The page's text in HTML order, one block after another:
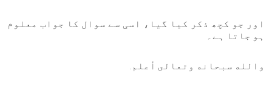
اور جو کچھ ذکر کیا گیا، اسی سے سوال کا جواب معلوم
ہو جاتا ہے۔
والله سبحانه وتعالى أعلم.